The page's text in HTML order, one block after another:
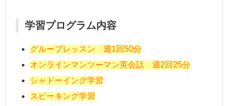
学習プログラム内容
グループレッスン 週1回50分
オンラインマンツーマン英会話 週2回25分
シャドーイング学習
スピーキング学習